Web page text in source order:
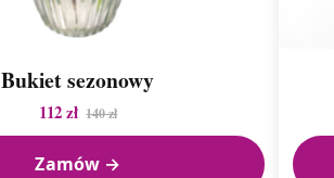
Bukiet sezonowy
112 zł 140 zł
Zamów →